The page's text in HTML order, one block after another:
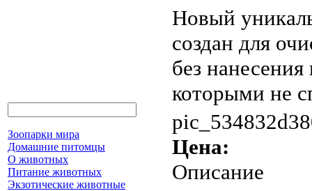
Зоопарки мира
Домашние питомцы
О животных
Питание животных
Экзотические животные
Новый
создан для
без
которыми не
Цена:
Описание